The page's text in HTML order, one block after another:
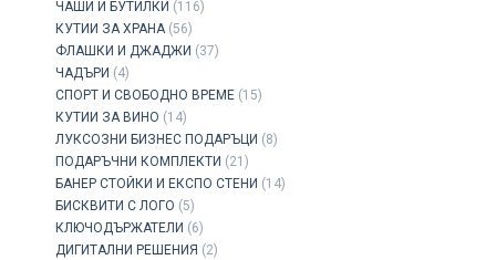
ЧАШИ И БУТИЛКИ (116)
КУТИИ ЗА ХРАНА (56)
ФЛАШКИ И ДЖАДЖИ (37)
ЧАДЪРИ (4)
СПОРТ И СВОБОДНО ВРЕМЕ (15)
КУТИИ ЗА ВИНО (14)
ЛУКСОЗНИ БИЗНЕС ПОДАРЪЦИ (8)
ПОДАРЪЧНИ КОМПЛЕКТИ (21)
БАНЕР СТОЙКИ И ЕКСПО СТЕНИ (14)
БИСКВИТИ С ЛОГО (5)
КЛЮЧОДЪРЖАТЕЛИ (6)
ДИГИТАЛНИ РЕШЕНИЯ (2)